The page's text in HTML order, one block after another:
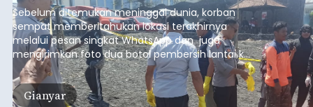
Sebelum ditemukan meninggal dunia, korban
sempat memberitahukan lokasi terakhirnya
melalui pesan singkat WhatsApp dan juga
mengirimkan foto dua botol pembersih lantai ke
istrinya.
Gianyar